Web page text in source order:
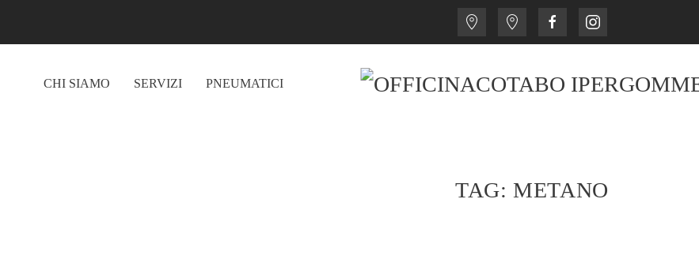
Skip to main content
CHI SIAMO SERVIZI PNEUMATICI
TAG:METANO